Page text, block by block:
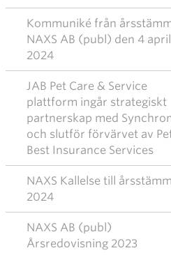
Kommuniké från
NAXS AB (publ) den 4 april
2024
JAB Pet Care & Service
plattform ingår strategiskt
partnerskap med
och slutför förvärvet av
Best Insurance Services
NAXS Kallelse till
2024
NAXS AB (publ)
Årsredovisning 2023